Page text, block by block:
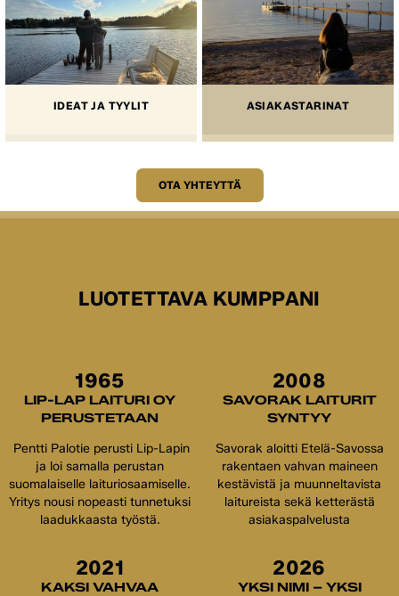
IDEAT JA TYYLIT ASIAKASTARINAT
OTA YHTEYTTÄ
LUOTETTAVA KUMPPANI
1965
LIP-LAP LAITURI OY
PERUSTETAAN
Pentti Palotie perusti Lip-Lapin
ja loi samalla perustan
suomalaiselle laituriosaamiselle.
Yritys nousi nopeasti tunnetuksi
laadukkaasta työstä.
2008
SAVORAK LAITURIT
SYNTYY
Savorak aloitti Etelä-Savossa
rakentaen vahvan maineen
kestävistä ja muunneltavista
laitureista sekä ketterästä
asiakaspalvelusta
2021
KAKSI VAHVAA
2026
YKSI NIMI – YKSI